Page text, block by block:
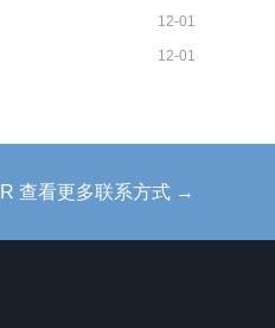
12-01
12-01
查看更多联系方式 →